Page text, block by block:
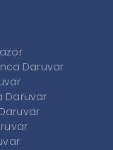
Daruvar
Daruvar